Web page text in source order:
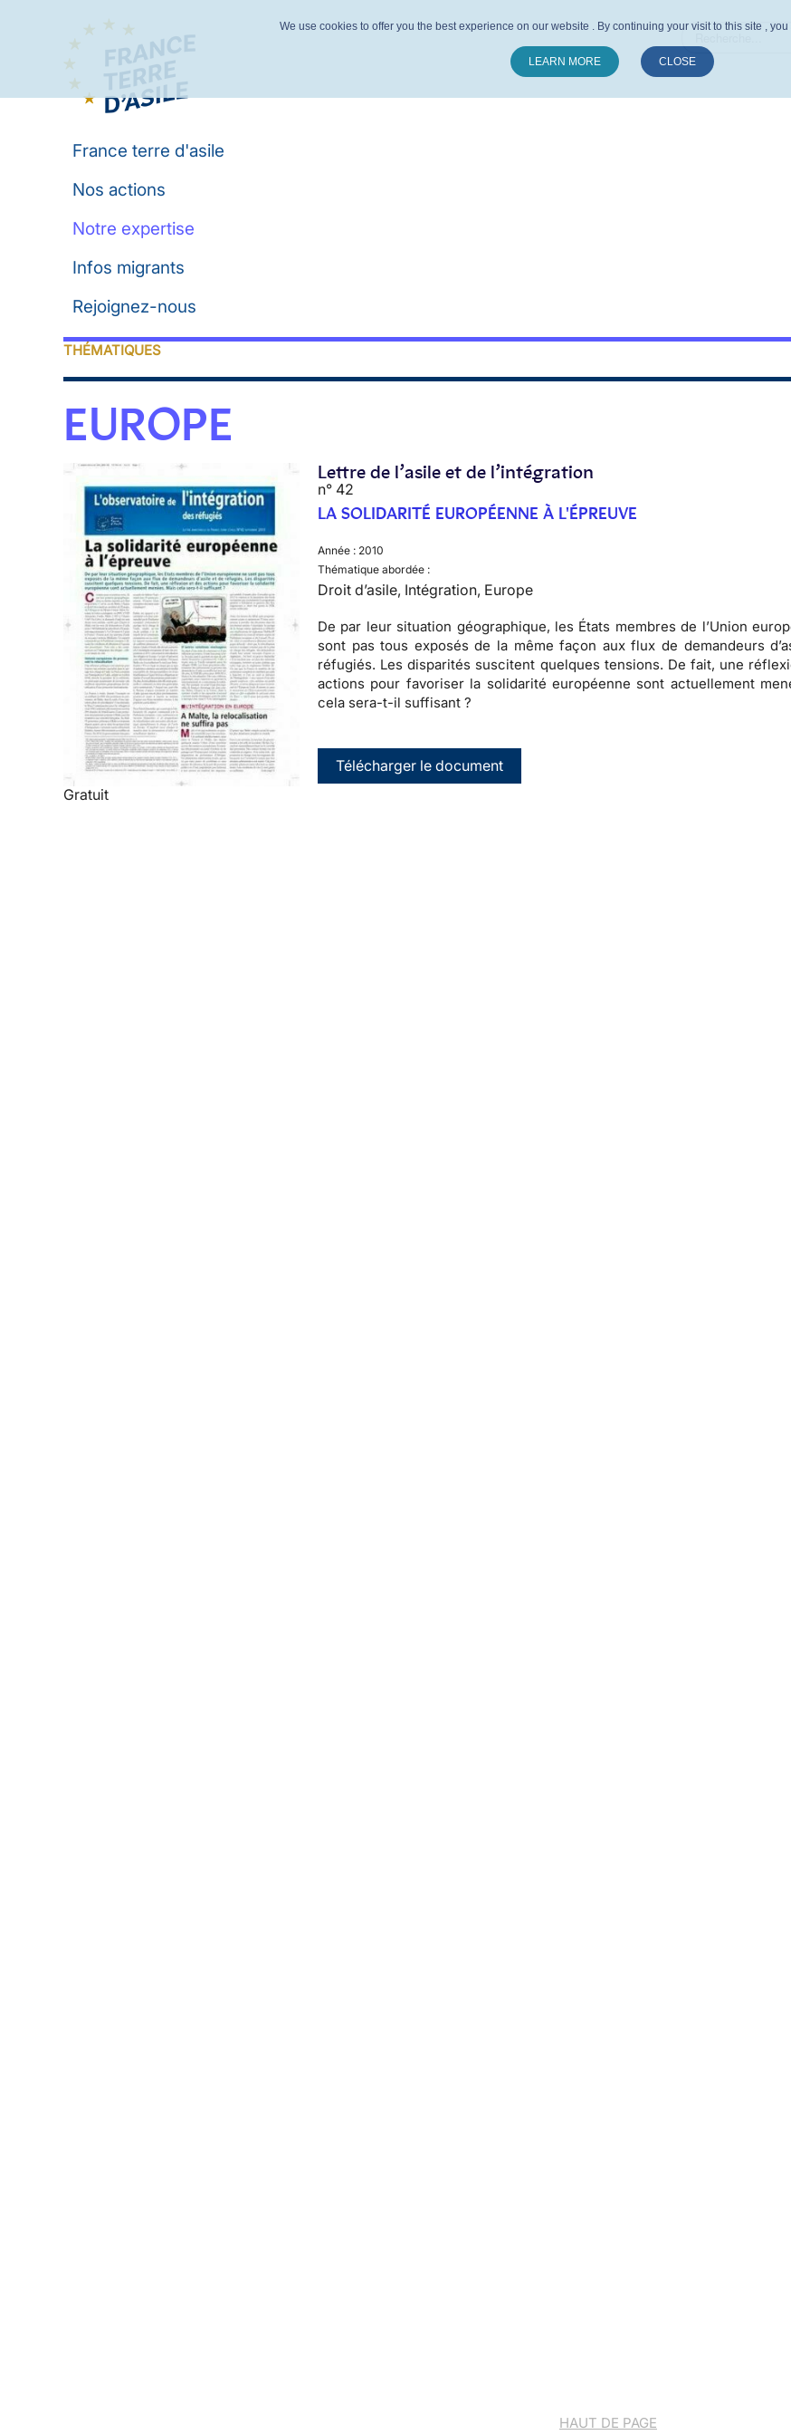
France terre d'asile
Nos actions
Notre expertise
Infos migrants
Rejoignez-nous
THÉMATIQUES
EUROPE
Gratuit
Lettre de l’asile et de l’intégration
n° 42
LA SOLIDARITÉ EUROPÉENNE À L'ÉPREUVE
Année : 2010
Thématique abordée :
Droit d’asile, Intégration, Europe
De par leur situation géographique, les États membres de l’Union
sont pas tous exposés de la même façon aux flux de demandeurs
réfugiés. Les disparités suscitent quelques tensions. De fait, une
actions pour favoriser la solidarité européenne sont actuellement
cela sera-t-il suffisant ?
Télécharger le document
HAUT DE PAGE
We use cookies to offer you the best experience on our website . By continuing your visit to this site ,
LEARN MORE CLOSE